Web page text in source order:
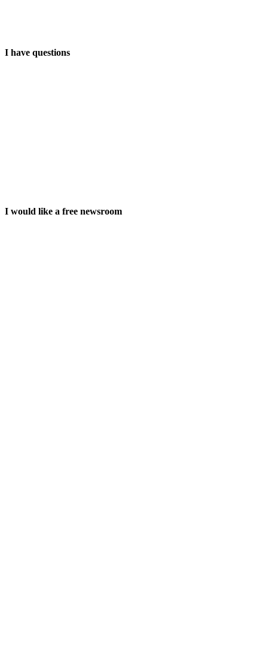
I have questions
I would like a free newsroom